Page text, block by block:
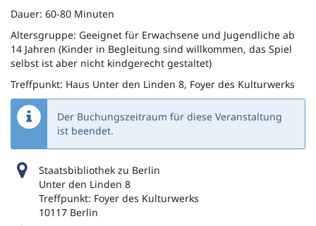
Dauer: 60-80 Minuten
Altersgruppe: Geeignet für Erwachsene und Jugendliche ab
14 Jahren (Kinder in Begleitung sind willkommen, das Spiel
selbst ist aber nicht kindgerecht gestaltet)
Treffpunkt: Haus Unter den Linden 8, Foyer des Kulturwerks
Der Buchungszeitraum für diese Veranstaltung
ist beendet.
Staatsbibliothek zu Berlin
Unter den Linden 8
Treffpunkt: Foyer des Kulturwerks
10117 Berlin